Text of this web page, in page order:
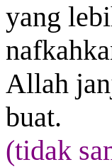
yang
Allah
buat.
(tidak